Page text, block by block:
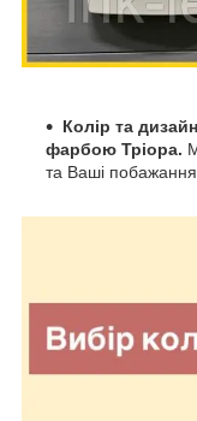
Колір та дизайн
фарбою Тріора.
та Ваші